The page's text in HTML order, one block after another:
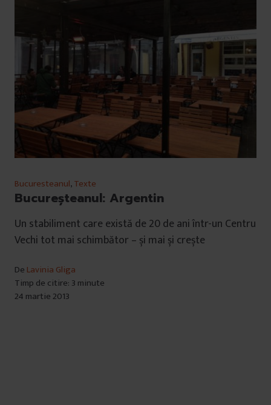
Bucuresteanul,Texte
Bucureșteanul: Argentin
Un stabiliment care există de 20 de ani într-un Centru
Vechi tot mai schimbător – și mai și crește
De Lavinia Gliga
Timp de citire: 3 minute
24 martie 2013